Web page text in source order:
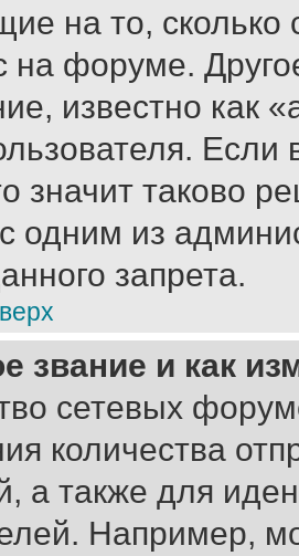
на то,
на форуме.
известно как
значит таково
одним из
запрета.
звание и как
сетевых
количества
а также для
Например,